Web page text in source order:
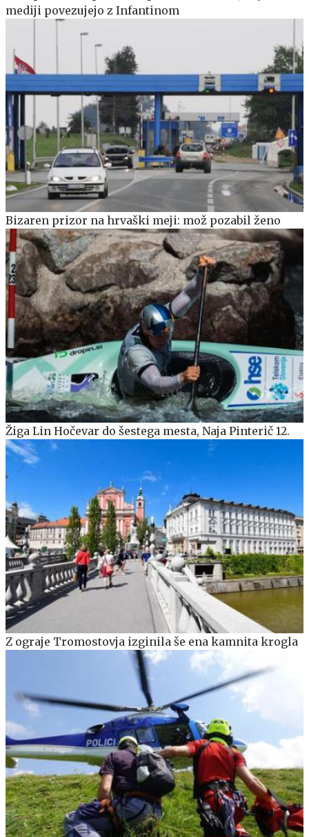
mediji povezujejo z Infantinom
Bizaren prizor na hrvaški meji: mož pozabil ženo
Žiga Lin Hočevar do šestega mesta, Naja Pinterič 12.
Z ograje Tromostovja izginila še ena kamnita krogla